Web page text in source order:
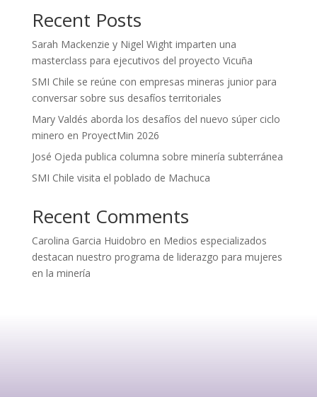
Recent Posts
Sarah Mackenzie y Nigel Wight imparten una
masterclass para ejecutivos del proyecto Vicuña
SMI Chile se reúne con empresas mineras junior para
conversar sobre sus desafíos territoriales
Mary Valdés aborda los desafíos del nuevo súper ciclo
minero en ProyectMin 2026
José Ojeda publica columna sobre minería subterránea
SMI Chile visita el poblado de Machuca
Recent Comments
Carolina Garcia Huidobro en Medios especializados
destacan nuestro programa de liderazgo para mujeres
en la minería